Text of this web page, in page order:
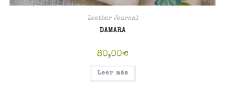
Leather Journal
DAMARA
80,00€
Leer más